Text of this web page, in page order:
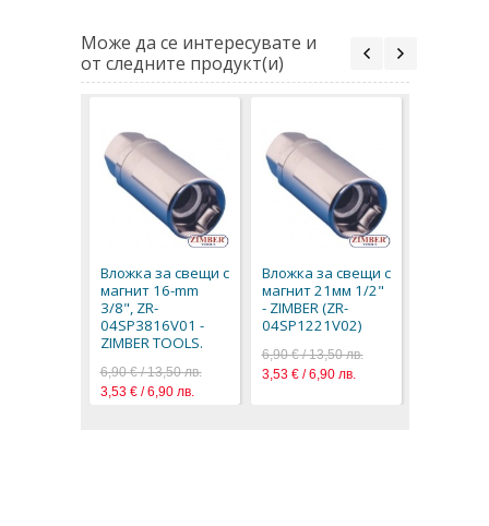
Може да се интересувате и
от следните продукт(и)
Вложка за свещи с
магнит 16-mm
3/8", ZR-
04SP3816V01 -
ZIMBER TOOLS.
6,90 € / 13,50 лв.
3,53 € / 6,90 лв.
Вложка за свещи с
магнит 21мм 1/2"
- ZIMBER (ZR-
04SP1221V02)
6,90 € / 13,50 лв.
3,53 € / 6,90 лв.